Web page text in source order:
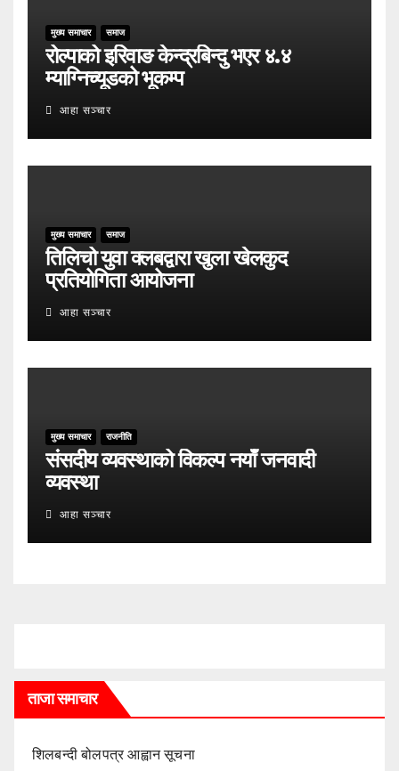
मुख्य समाचार समाज
रोल्पाको इरिवाङ केन्द्रबिन्दु भएर ४.४
म्याग्निच्यूडको भूकम्प
आहा सञ्चार
मुख्य समाचार समाज
तिलिचो युवा क्लबद्वारा खुला खेलकुद
प्रतियोगिता आयोजना
आहा सञ्चार
मुख्य समाचार राजनीति
संसदीय व्यवस्थाको विकल्प नयाँ जनवादी
व्यवस्था
आहा सञ्चार
ताजा समाचार
शिलबन्दी बोलपत्र आह्वान सूचना